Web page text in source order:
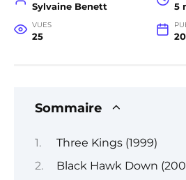
Sylvaine Benett 5
VUES
25
Sommaire
Three Kings (1999)
Black Hawk Down